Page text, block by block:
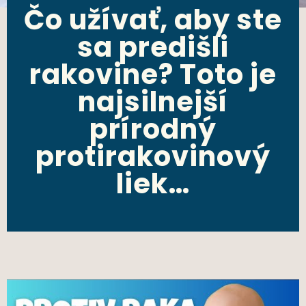
Čo užívať, aby ste
sa predišli
rakovine? Toto je
najsilnejší
prírodný
protirakovinový
liek…